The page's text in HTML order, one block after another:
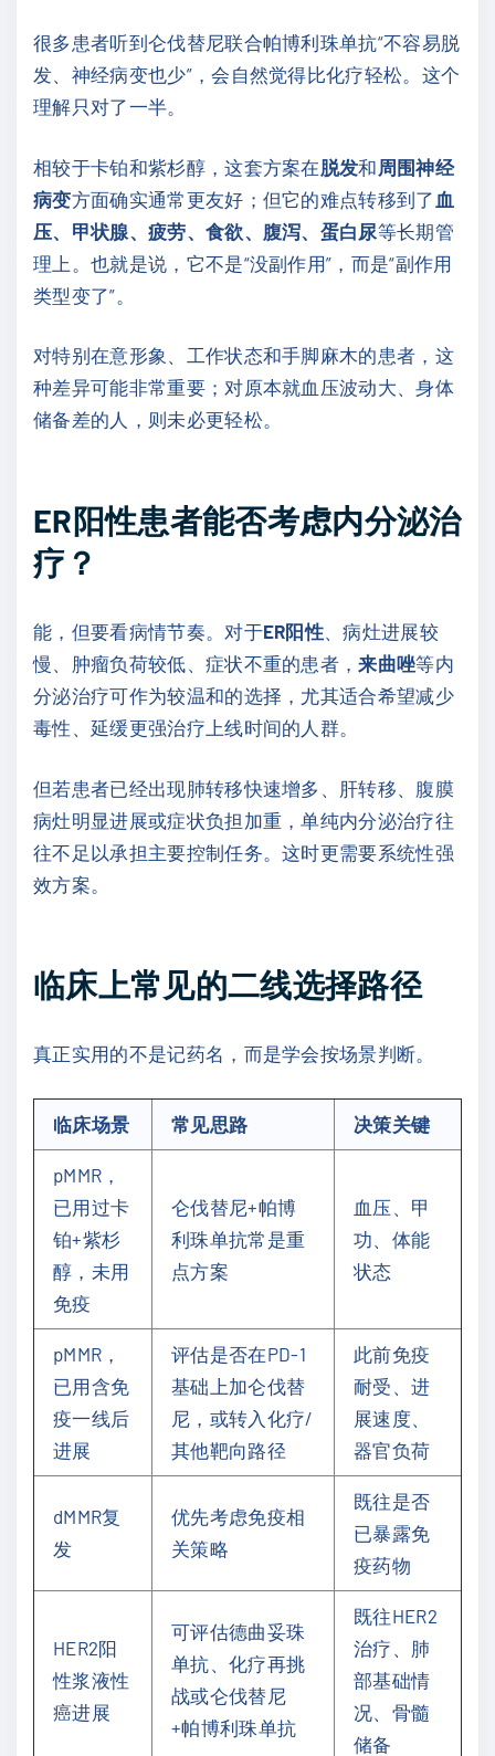
很多患者听到仑伐替尼联合帕博利珠单抗“不容易脱
发、神经病变也少”，会自然觉得比化疗轻松。这个
理解只对了一半。
相较于卡铂和紫杉醇，这套方案在脱发和 周围神经
病变方面确实通常更友好；但它的难点转移到了 血
压、甲状腺、疲劳、食欲、腹泻、蛋白尿等长期管
理上。也就是说，它不是“没副作用”，而是“副作用
类型变了”。
对特别在意形象、工作状态和手脚麻木的患者，这
种差异可能非常重要；对原本就血压波动大、身体
储备差的人，则未必更轻松。
ER阳性患者能否考虑内分泌治
疗？
能，但要看病情节奏。对于ER阳性、病灶进展较
慢、肿瘤负荷较低、症状不重的患者，来曲唑等内
分泌治疗可作为较温和的选择，尤其适合希望减少
毒性、延缓更强治疗上线时间的人群。
但若患者已经出现肺转移快速增多、肝转移、腹膜
病灶明显进展或症状负担加重，单纯内分泌治疗往
往不足以承担主要控制任务。这时更需要系统性强
效方案。
临床上常见的二线选择路径
真正实用的不是记药名，而是学会按场景判断。
临床场景 常见思路 决策关键
pMMR，
已用过卡
铂+紫杉
醇，未用
免疫
仑伐替尼+帕博
利珠单抗常是重
点方案
血压、甲
功、体能
状态
pMMR，
已用含免
疫一线后
进展
评估是否在PD-1
基础上加仑伐替
尼，或转入化疗/
其他靶向路径
此前免疫
耐受、进
展速度、
器官负荷
dMMR复
发
优先考虑免疫相
关策略
既往是否
已暴露免
疫药物
HER2阳
性浆液性
癌进展
可评估德曲妥珠
单抗、化疗再挑
战或仑伐替尼
+帕博利珠单抗
既往HER2
治疗、肺
部基础情
况、骨髓
储备